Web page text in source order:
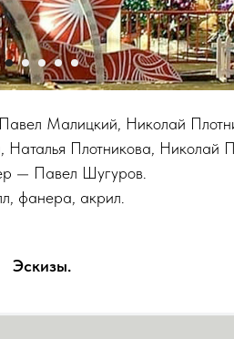
Малицкий, Николай
Плотникова, Николай
— Павел Шугуров.
фанера, акрил
Эскизы.